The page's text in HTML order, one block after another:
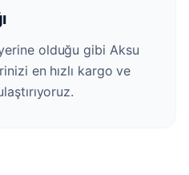
olduğu gibi Aksu
en hızlı kargo ve